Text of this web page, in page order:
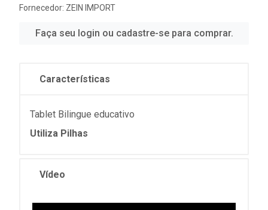
Fornecedor: ZEIN IMPORT
Faça seu login ou cadastre-se para comprar.
Características
Tablet Bilingue educativo
Utiliza Pilhas
Vídeo